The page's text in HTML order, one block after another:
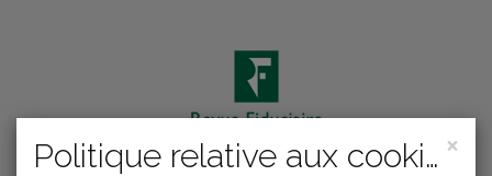
Code ouvrage OK×
Politique relative aux cookies